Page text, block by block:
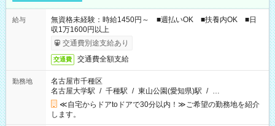
給与
無資格未経験：時給1450円～ ■週払いOK ■扶養内OK ■日
収1万1600円以上
交通費別途支給あり
交通費 交通費全額支給
勤務地
名古屋市千種区
名古屋大学駅 / 千種駅 / 東山公園(愛知県)駅 / …
≪自宅からドアtoドアで30分以内！≫ご希望の勤務地を紹介
します。